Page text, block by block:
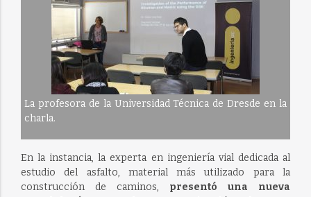
La profesora de la Universidad Técnica de Dresde en la
charla.
En la instancia, la experta en ingeniería vial dedicada al
estudio del asfalto, material más utilizado para la
construcción de caminos, presentó una nueva